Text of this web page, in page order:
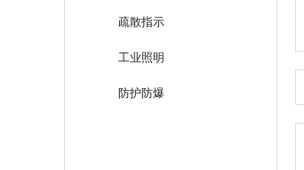
疏散指示
工业照明
防护防爆